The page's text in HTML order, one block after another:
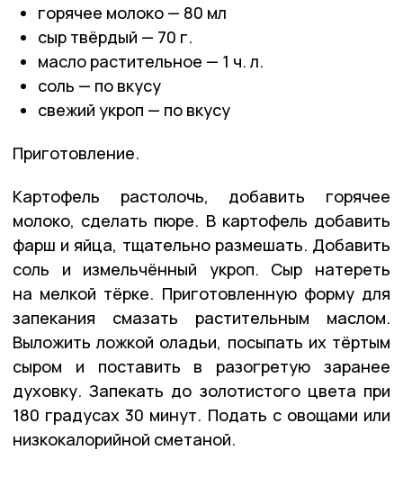
горячее молоко — 80 мл
сыр твёрдый — 70 г.
масло растительное — 1 ч. л.
соль — по вкусу
свежий укроп — по вкусу
Приготовление.
Картофель растолочь, добавить горячее
молоко, сделать пюре. В картофель добавить
фарш и яйца, тщательно размешать. Добавить
соль и измельчённый укроп. Сыр натереть
на мелкой тёрке. Приготовленную форму для
запекания смазать растительным маслом.
Выложить ложкой оладьи, посыпать их тёртым
сыром и поставить в разогретую заранее
духовку. Запекать до золотистого цвета при
180 градусах 30 минут. Подать с овощами или
низкокалорийной сметаной.